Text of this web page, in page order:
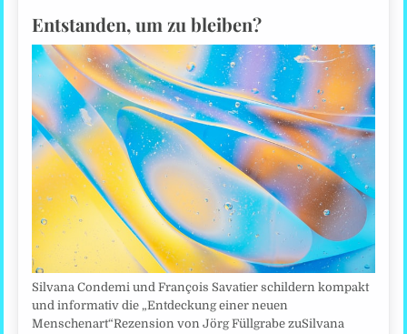
Entstanden, um zu bleiben?
Silvana Condemi und François Savatier schildern kompakt
und informativ die „Entdeckung einer neuen
Menschenart“Rezension von Jörg Füllgrabe zuSilvana